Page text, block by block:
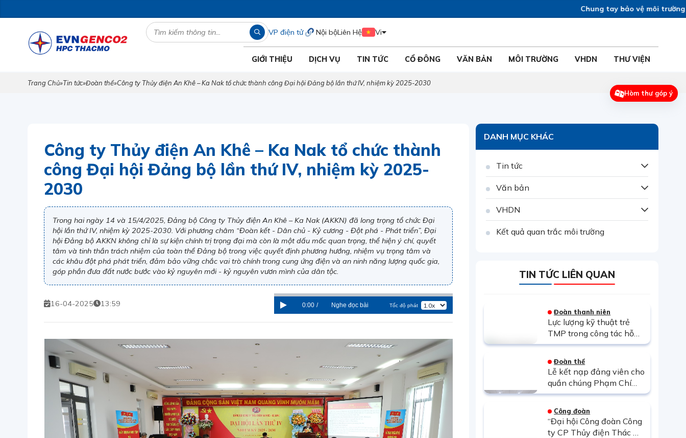
Chung tay bảo vệ môi trường vì sức
VP điện tử Nội bộLiên Hệ Vi
GIỚI THIỆU DỊCH VỤ TIN TỨC CỔ ĐÔNG VĂN BẢN MÔI TRƯỜNG VHDN THƯ VIỆN
Trang Chủ»Tin tức»Đoàn thể»Công ty Thủy điện An Khê – Ka Nak tổ chức thành công Đại hội Đảng bộ lần thứ IV, nhiệm kỳ 2025-2030
Công ty Thủy điện An Khê – Ka Nak tổ chức thành
công Đại hội Đảng bộ lần thứ IV, nhiệm kỳ 2025-
2030
Trong hai ngày 14 và 15/4/2025, Đảng bộ Công ty Thủy điện An Khê – Ka Nak (AKKN) đã long trọng tổ chức Đại
hội lần thứ IV, nhiệm kỳ 2025-2030. Với phương châm “Đoàn kết - Dân chủ - Kỷ cương - Đột phá - Phát triển”, Đại
hội Đảng bộ AKKN không chỉ là sự kiện chính trị trọng đại mà còn là một dấu mốc quan trọng, thể hiện ý chí, quyết
tâm và tinh thần trách nhiệm của toàn thể Đảng bộ trong việc quyết định phương hướng, nhiệm vụ trọng tâm và
các khâu đột phá phát triển, đảm bảo vững chắc vai trò chính trong cung ứng điện và an ninh năng lượng quốc gia,
góp phần đưa đất nước bước vào kỷ nguyên mới - kỷ nguyên vươn mình của dân tộc.
16-04-2025 13:59 0:00 / Nghe đọc bài Tốc độ phát
DANH MỤC KHÁC
Tin tức
Văn bản
VHDN
Kết quả quan trắc môi trường
TIN TỨC LIÊN QUAN
Đoàn thanh niên
Lực lượng kỹ thuật trẻ
TMP trong công tác hỗ
trợ phục hồi hệ thống
điện sau mưa lũ tại Trung
Bộ
Đoàn thể
Lễ kết nạp đảng viên cho
quần chúng Phạm Chí
Hiếu tại Chi bộ Kế hoạch
Công đoàn
“Đại hội Công đoàn Công
ty CP Thủy điện Thác Mơ
Hòm thư góp ý